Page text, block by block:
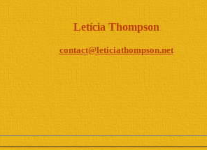
Letícia Thompson
contact@leticiathompson.net